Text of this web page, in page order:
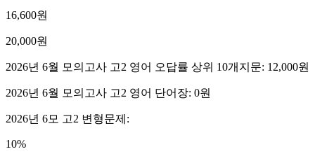
16,600원
20,000원
2026년 6월 모의고사 고2 영어 오답률 상위 10개지문: 12,000원
2026년 6월 모의고사 고2 영어 단어장: 0원
2026년 6모 고2 변형문제 :
10%